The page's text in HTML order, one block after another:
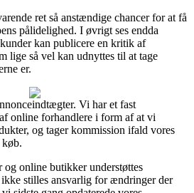
ret så anstændige chancer for at få
pålidelighed. I øvrigt ses endda
kan publicere en kritik af
lige så vel kan udnyttes til at tage
er.
Vi har et fast
online forhandlere i form af at vi
og tager kommission ifald vores
køb.
og online butikker understøttes
stilles ansvarlig for ændringer der